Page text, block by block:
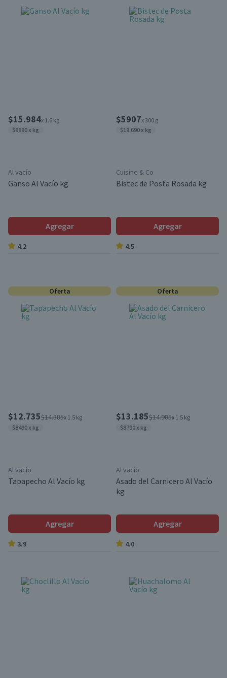
$15.984x 1.6 kg
$9990 x kg
Al vacío
Ganso Al Vacío kg
Agregar
4.2
$5907x 300 g
$19.690 x kg
Cuisine & Co
Bistec de Posta Rosada kg
Agregar
4.5
Oferta
$12.735$14.385x 1.5 kg
$8490 x kg
Al vacío
Tapapecho Al Vacío kg
Agregar
3.9
Oferta
$13.185$14.985x 1.5 kg
$8790 x kg
Al vacío
Asado del Carnicero Al Vacío
kg
Agregar
4.0